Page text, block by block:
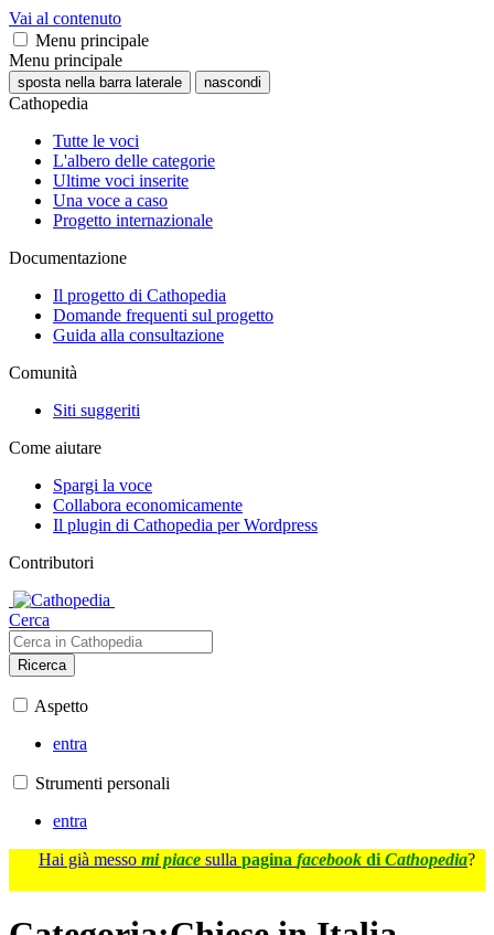
Vai al contenuto
Menu principale
Menu principale
sposta nella barra laterale nascondi
Cathopedia
Tutte le voci
L'albero delle categorie
Ultime voci inserite
Una voce a caso
Progetto internazionale
Documentazione
Il progetto di Cathopedia
Domande frequenti sul progetto
Guida alla consultazione
Comunità
Siti suggeriti
Come aiutare
Spargi la voce
Collabora economicamente
Il plugin di Cathopedia per Wordpress
Contributori
Cerca
Ricerca
Aspetto
entra
Strumenti personali
entra
Hai già messo mi piace sulla pagina facebook di Cathopedia?